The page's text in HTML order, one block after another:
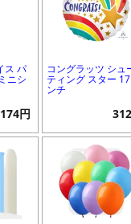
ス パ
ニシ
174円
コングラッツ シュ
ティング スター 17
ンチ